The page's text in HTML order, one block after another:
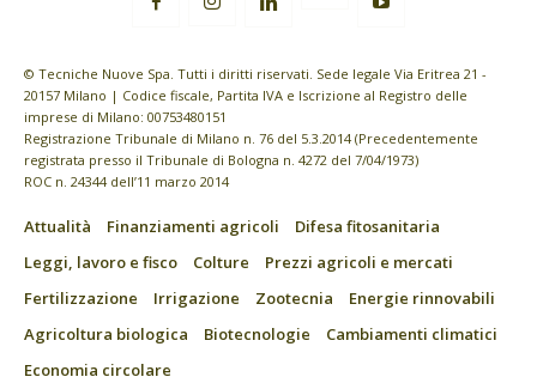
© Tecniche Nuove Spa. Tutti i diritti riservati. Sede legale Via Eritrea 21 -
20157 Milano | Codice fiscale, Partita IVA e Iscrizione al Registro delle
imprese di Milano: 00753480151
Registrazione Tribunale di Milano n. 76 del 5.3.2014 (Precedentemente
registrata presso il Tribunale di Bologna n. 4272 del 7/04/1973)
ROC n. 24344 dell’11 marzo 2014
Attualità Finanziamenti agricoli
Difesa fitosanitaria
Leggi, lavoro e fisco
Colture
Prezzi agricoli e mercati
Fertilizzazione
Irrigazione Zootecnia
Energie rinnovabili
Agricoltura biologica
Biotecnologie
Cambiamenti climatici
Economia circolare